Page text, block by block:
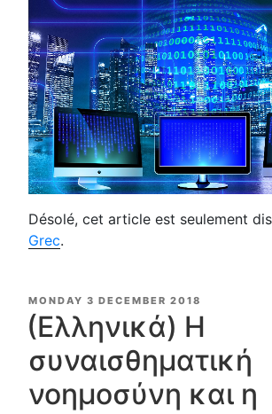
Désolé, cet article est seulement
Grec.
POSTED
ON
MONDAY 3 DECEMBER 2018
(Ελληνικά) Η
συναισθηματική
νοημοσύνη και η